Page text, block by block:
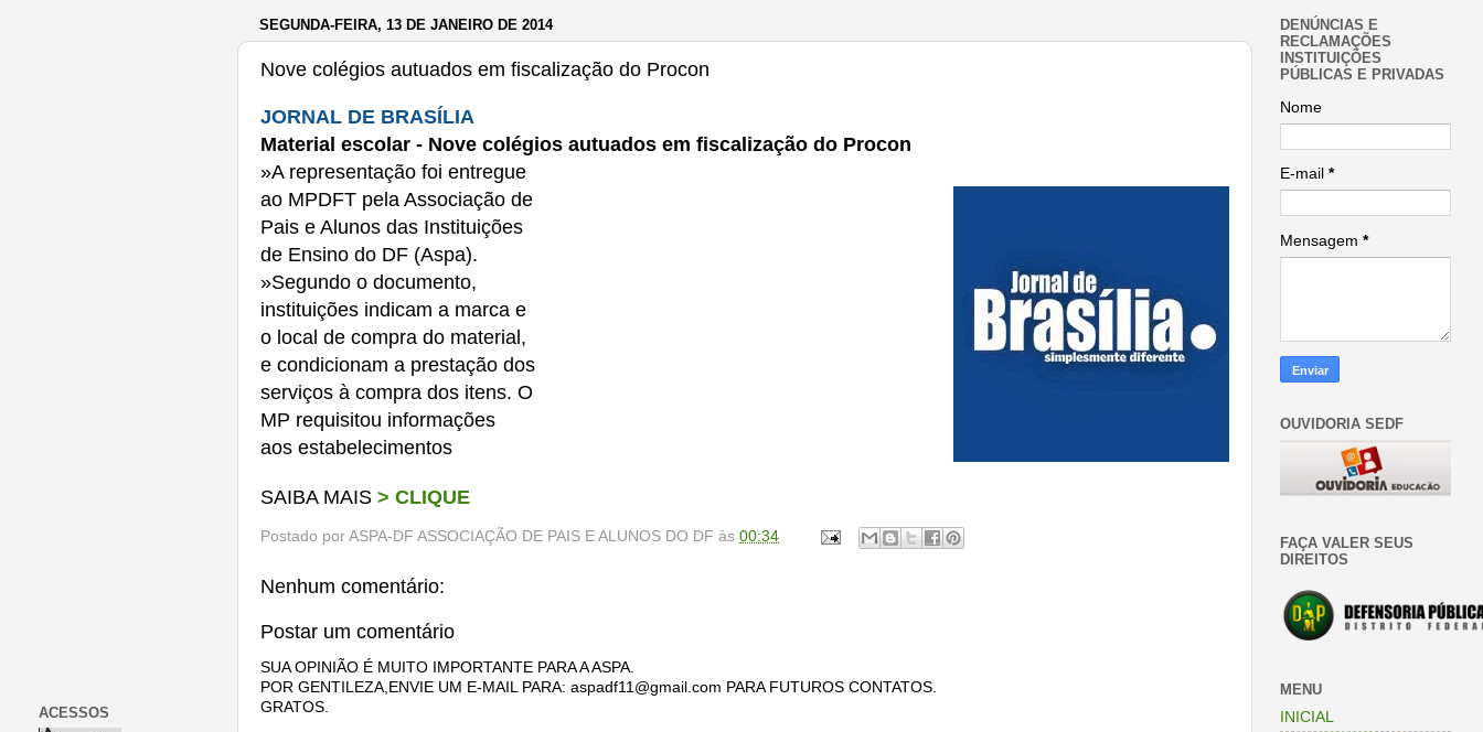
SEGUNDA-FEIRA, 13 DE JANEIRO DE 2014
Nove colégios autuados em fiscalização do Procon
JORNAL DE BRASÍLIA
Material escolar - Nove colégios autuados em fiscalização do Procon
»A representação foi entregue
ao MPDFT pela Associação de
Pais e Alunos das Instituições
de Ensino do DF (Aspa).
»Segundo o documento,
instituições indicam a marca e
o local de compra do material,
e condicionam a prestação dos
serviços à compra dos itens. O
MP requisitou informações
aos estabelecimentos
SAIBA MAIS > CLIQUE
Postado por ASPA-DF ASSOCIAÇÃO DE PAIS E ALUNOS DO DF às 00:34
Nenhum comentário:
Postar um comentário
SUA OPINIÃO É MUITO IMPORTANTE PARA A ASPA.
POR GENTILEZA,ENVIE UM E-MAIL PARA: aspadf11@gmail.com PARA FUTUROS CONTATOS.
GRATOS.
ACESSOS
DENÚNCIAS E
RECLAMAÇÕES
INSTITUIÇÕES
PÚBLICAS E PRIVADAS
Nome
E-mail *
Mensagem *
OUVIDORIA SEDF
FAÇA VALER SEUS
DIREITOS
MENU
INICIAL